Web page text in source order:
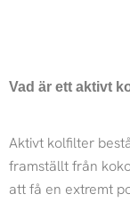
Vad är ett aktivt
Aktivt kolfilter
framställt från
att få en extremt